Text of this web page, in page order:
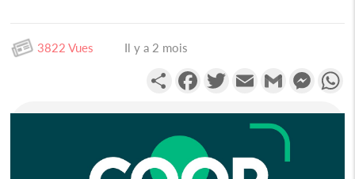
3822 Vues Il y a 2 mois
PartagerFacebookTwitterEmail Gmail